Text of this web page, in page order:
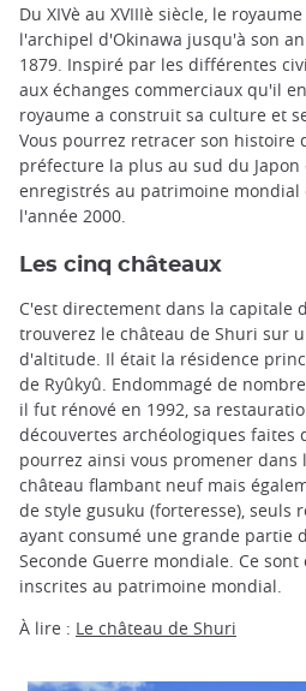
Du XIVè au XVIIIè siècle, le
l'archipel d'Okinawa jusqu'à son
1879. Inspiré par les différentes
aux échanges commerciaux qu'il
royaume a construit sa culture et
Vous pourrez retracer son histoire
préfecture la plus au sud du
enregistrés au patrimoine mondial
l'année 2000.
Les cinq châteaux
C'est directement dans la capitale
trouverez le château de Shuri sur
d'altitude. Il était la résidence
de Ryûkyû. Endommagé de
il fut rénové en 1992, sa
découvertes archéologiques faites
pourrez ainsi vous promener dans
château flambant neuf mais
de style gusuku (forteresse), seuls
ayant consumé une grande partie
Seconde Guerre mondiale. Ce
inscrites au patrimoine mondial.
À lire : Le château de Shuri